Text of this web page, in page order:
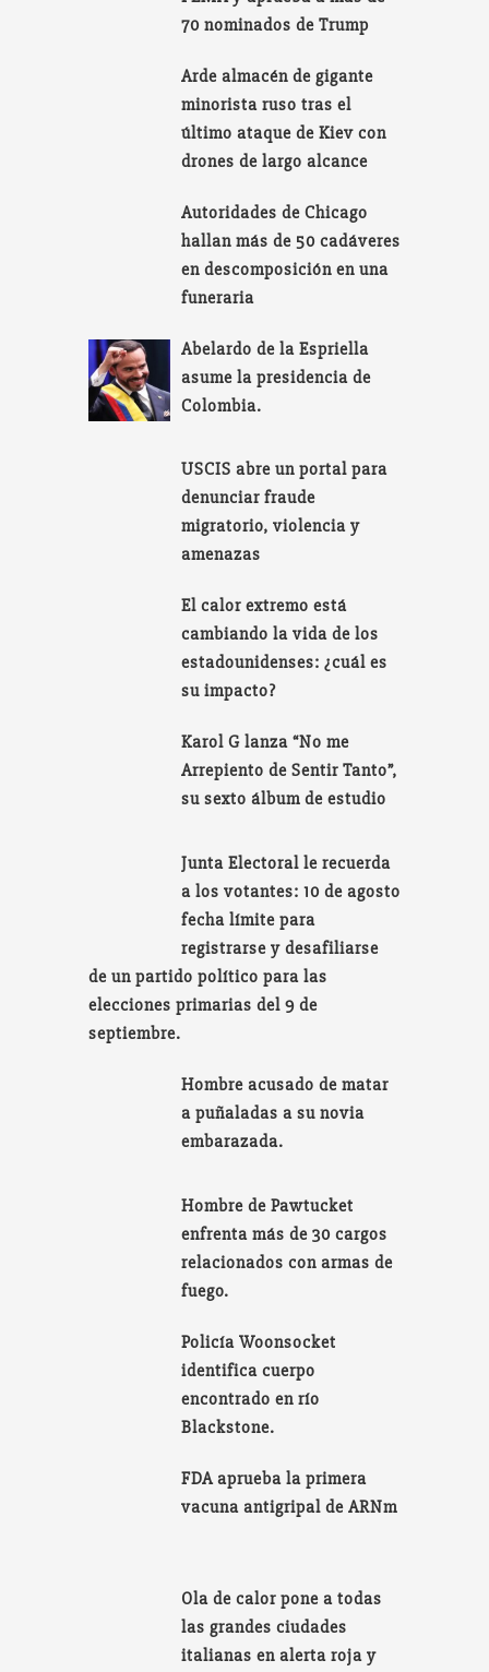
70 nominados de Trump
Arde almacén de gigante
minorista ruso tras el
último ataque de Kiev con
drones de largo alcance
Autoridades de Chicago
hallan más de 50 cadáveres
en descomposición en una
funeraria
Abelardo de la Espriella
asume la presidencia de
Colombia.
USCIS abre un portal para
denunciar fraude
migratorio, violencia y
amenazas
El calor extremo está
cambiando la vida de los
estadounidenses: ¿cuál es
su impacto?
Karol G lanza “No me
Arrepiento de Sentir Tanto”,
su sexto álbum de estudio
Junta Electoral le recuerda
a los votantes: 10 de agosto
fecha límite para
registrarse y desafiliarse
de un partido político para las
elecciones primarias del 9 de
septiembre.
Hombre acusado de matar
a puñaladas a su novia
embarazada.
Hombre de Pawtucket
enfrenta más de 30 cargos
relacionados con armas de
fuego.
Policía Woonsocket
identifica cuerpo
encontrado en río
Blackstone.
FDA aprueba la primera
vacuna antigripal de ARNm
Ola de calor pone a todas
las grandes ciudades
italianas en alerta roja y